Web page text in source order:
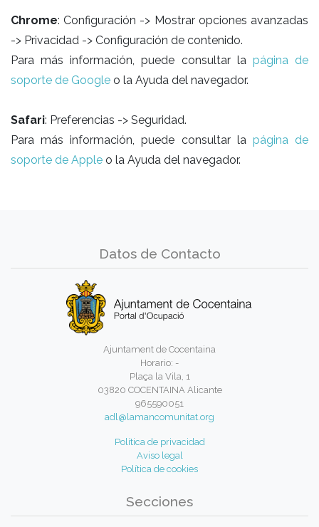
Chrome: Configuración -> Mostrar opciones avanzadas
-> Privacidad -> Configuración de contenido.
Para más información, puede consultar la página de
soporte de Google o la Ayuda del navegador.
Safari: Preferencias -> Seguridad.
Para más información, puede consultar la página de
soporte de Apple o la Ayuda del navegador.
Datos de Contacto
Ajuntament de Cocentaina
Horario: -
Plaça la Vila, 1
03820 COCENTAINA Alicante
965590051
adl@lamancomunitat.org
Política de privacidad
Aviso legal
Política de cookies
Secciones